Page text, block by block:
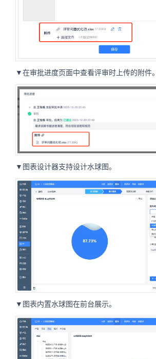
▼在审批进度页面中查看评审时上传的附件。
▼图表设计器支持设计水球图。
▼图表内置水球图在前台展示。